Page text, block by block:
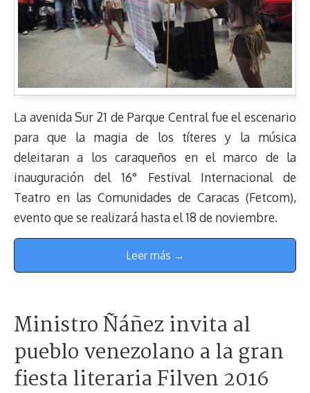
La avenida Sur 21 de Parque Central fue el escenario
para que la magia de los títeres y la música
deleitaran a los caraqueños en el marco de la
inauguración del 16° Festival Internacional de
Teatro en las Comunidades de Caracas (Fetcom),
evento que se realizará hasta el 18 de noviembre.
Leer más →
Ministro Ñáñez invita al
pueblo venezolano a la gran
fiesta literaria Filven 2016